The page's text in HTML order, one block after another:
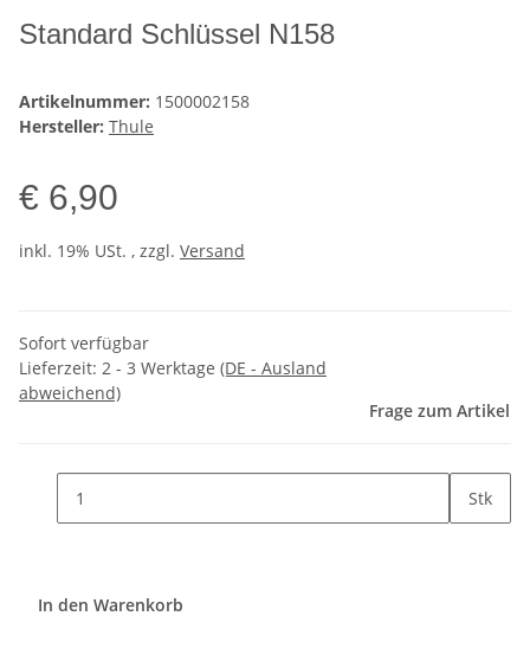
Standard Schlüssel N158
Artikelnummer: 1500002158
Hersteller: Thule
€ 6,90
inkl. 19% USt. , zzgl. Versand
Sofort verfügbar
Lieferzeit: 2 - 3 Werktage (DE - Ausland
abweichend)
Frage zum Artikel
Stk
In den Warenkorb